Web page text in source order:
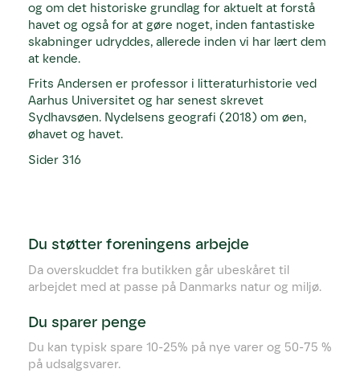
og om det historiske grundlag for aktuelt at forstå
havet og også for at gøre noget, inden fantastiske
skabninger udryddes, allerede inden vi har lært dem
at kende.
Frits Andersen er professor i litteraturhistorie ved
Aarhus Universitet og har senest skrevet
Sydhavsøen. Nydelsens geografi (2018) om øen,
øhavet og havet.
Sider 316
Du støtter foreningens arbejde
Da overskuddet fra butikken går ubeskåret til
arbejdet med at passe på Danmarks natur og miljø.
Du sparer penge
Du kan typisk spare 10-25% på nye varer og 50-75 %
på udsalgsvarer.